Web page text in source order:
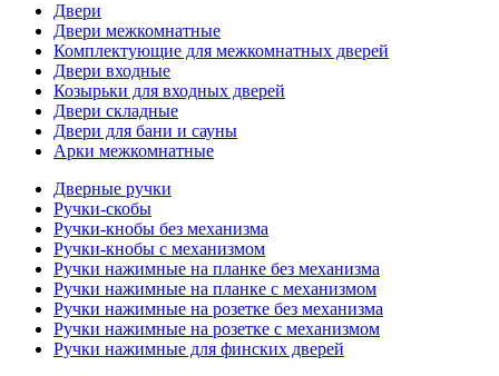
Двери
Двери межкомнатные
Комплектующие для межкомнатных дверей
Двери входные
Козырьки для входных дверей
Двери складные
Двери для бани и сауны
Арки межкомнатные
Дверные ручки
Ручки-скобы
Ручки-кнобы без механизма
Ручки-кнобы с механизмом
Ручки нажимные на планке без механизма
Ручки нажимные на планке с механизмом
Ручки нажимные на розетке без механизма
Ручки нажимные на розетке с механизмом
Ручки нажимные для финских дверей